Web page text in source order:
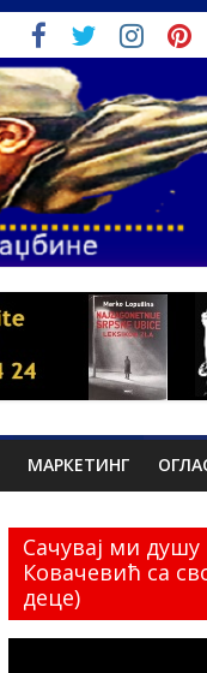
МАРКЕТИНГ
Сачувај ми
Ковачевић са
деце)